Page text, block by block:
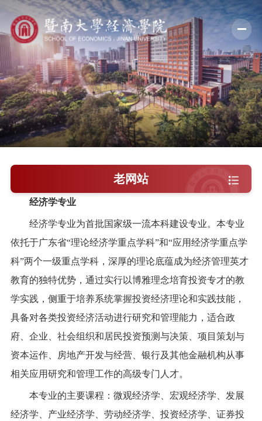
学院概况
新闻中心
师资队伍
科学研究
教学培养
学院党建
人才引进
校友服务
学生 访客 招聘 校友 教职工
老网站
经济学专业
经济学专业为首批国家级一流本科建设专业。本专业
依托于广东省“理论经济学重点学科”和“应用经济学重点学
科”两个一级重点学科，深厚的理论底蕴成为经济管理英才
教育的独特优势，通过实行以博雅理念培育投资专才的教
学实践，侧重于培养系统掌握投资经济理论和实践技能，
具备对各类投资经济活动进行研究和管理能力，适合政
府、企业、社会组织和居民投资预测与决策、项目策划与
资本运作、房地产开发与经营、银行及其他金融机构从事
相关应用研究和管理工作的高级专门人才。
本专业的主要课程：微观经济学、宏观经济学、发展
经济学、产业经济学、劳动经济学、投资经济学、证券投